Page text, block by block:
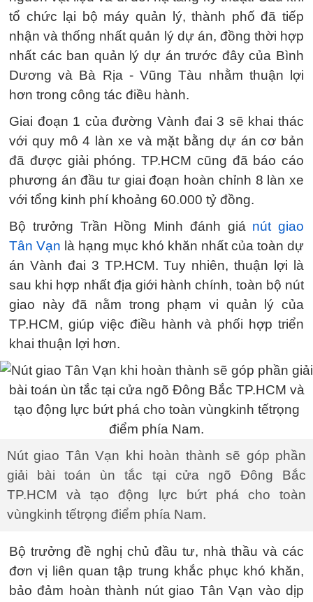
tổ chức lại bộ máy quản lý, thành phố đã tiếp
nhận và thống nhất quản lý dự án, đồng thời hợp
nhất các ban quản lý dự án trước đây của Bình
Dương và Bà Rịa - Vũng Tàu nhằm thuận lợi
hơn trong công tác điều hành.
Giai đoạn 1 của đường Vành đai 3 sẽ khai thác
với quy mô 4 làn xe và mặt bằng dự án cơ bản
đã được giải phóng. TP.HCM cũng đã báo cáo
phương án đầu tư giai đoạn hoàn chỉnh 8 làn xe
với tổng kinh phí khoảng 60.000 tỷ đồng.
Bộ trưởng Trần Hồng Minh đánh giá nút giao
Tân Vạn là hạng mục khó khăn nhất của toàn dự
án Vành đai 3 TP.HCM. Tuy nhiên, thuận lợi là
sau khi hợp nhất địa giới hành chính, toàn bộ nút
giao này đã nằm trong phạm vi quản lý của
TP.HCM, giúp việc điều hành và phối hợp triển
khai thuận lợi hơn.
Nút giao Tân Vạn khi hoàn thành sẽ góp phần
giải bài toán ùn tắc tại cửa ngõ Đông Bắc
TP.HCM và tạo động lực bứt phá cho toàn
vùngkinh tếtrọng điểm phía Nam.
Bộ trưởng đề nghị chủ đầu tư, nhà thầu và các
đơn vị liên quan tập trung khắc phục khó khăn,
bảo đảm hoàn thành nút giao Tân Vạn vào dịp